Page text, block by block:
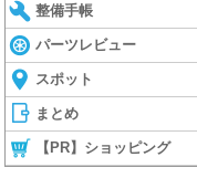
整備手帳
パーツレビュー
スポット
まとめ
【PR】ショッピング